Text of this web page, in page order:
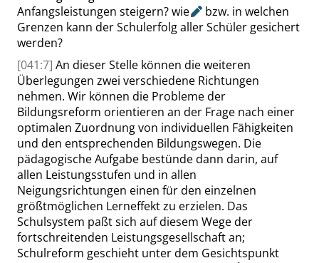
Anfangsleistungen steigern?wie
bzw. in welchen
Grenzen kann der Schulerfolg aller Schüler gesichert
werden?
[041:7] An dieser Stelle können die weiteren
Überlegungen zwei verschiedene Richtungen
nehmen. Wir können die Probleme der
Bildungsreform orientieren an der Frage nach einer
optimalen Zuordnung von individuellen Fähigkeiten
und den entsprechenden Bildungswegen. Die
pädagogische Aufgabe bestünde dann darin, auf
allen Leistungsstufen und in allen
Neigungsrichtungen einen für den einzelnen
größtmöglichen Lerneffekt zu erzielen. Das
Schulsystem paßt sich auf diesem Wege der
fortschreitenden Leistungsgesellschaft an;
Schulreform geschieht unter dem Gesichtspunkt